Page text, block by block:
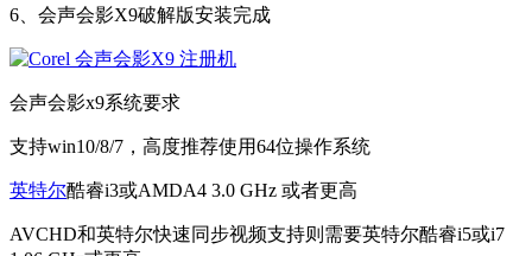
6、会声会影X9破解版安装完成
会声会影x9系统要求
支持win10/8/7，高度推荐使用64位操作系统
英特尔酷睿i3或AMDA4 3.0 GHz 或者更高
AVCHD和英特尔快速同步视频支持则需要英特尔酷睿i5或i7